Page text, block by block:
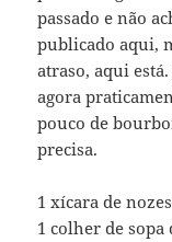
passado e não
publicado aqui,
atraso, aqui
agora
pouco de
precisa.
1 xícara de nozes
1 colher de sopa